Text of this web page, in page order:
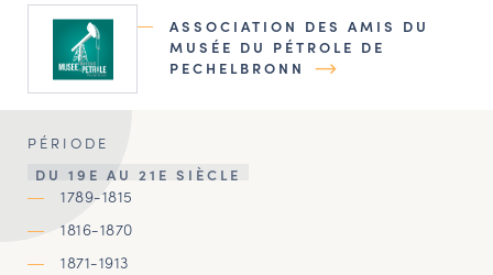
ASSOCIATION DES AMIS DU
MUSÉE DU PÉTROLE DE
PECHELBRONN
PÉRIODE
DU 19E AU 21E SIÈCLE
1789-1815
1816-1870
1871-1913